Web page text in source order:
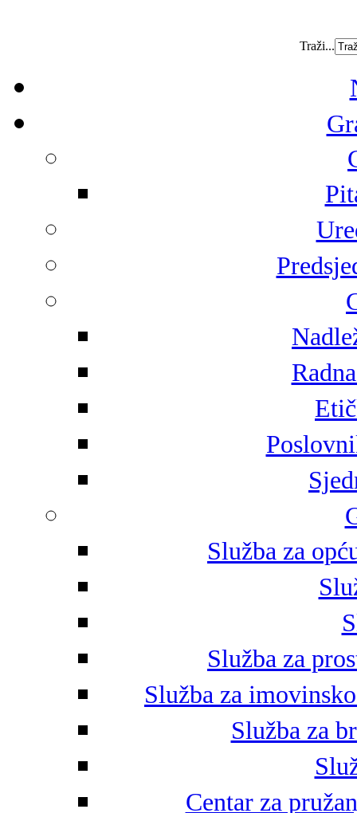
Traži...
Služba za
Služba za
Služba za
Služba za
Centar za